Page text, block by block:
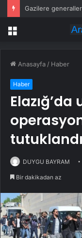
Gazilere
Menü
Anasayfa / Haber
Haber
tutuklandı
DUYGU BAYRAM
Bir dakikadan az